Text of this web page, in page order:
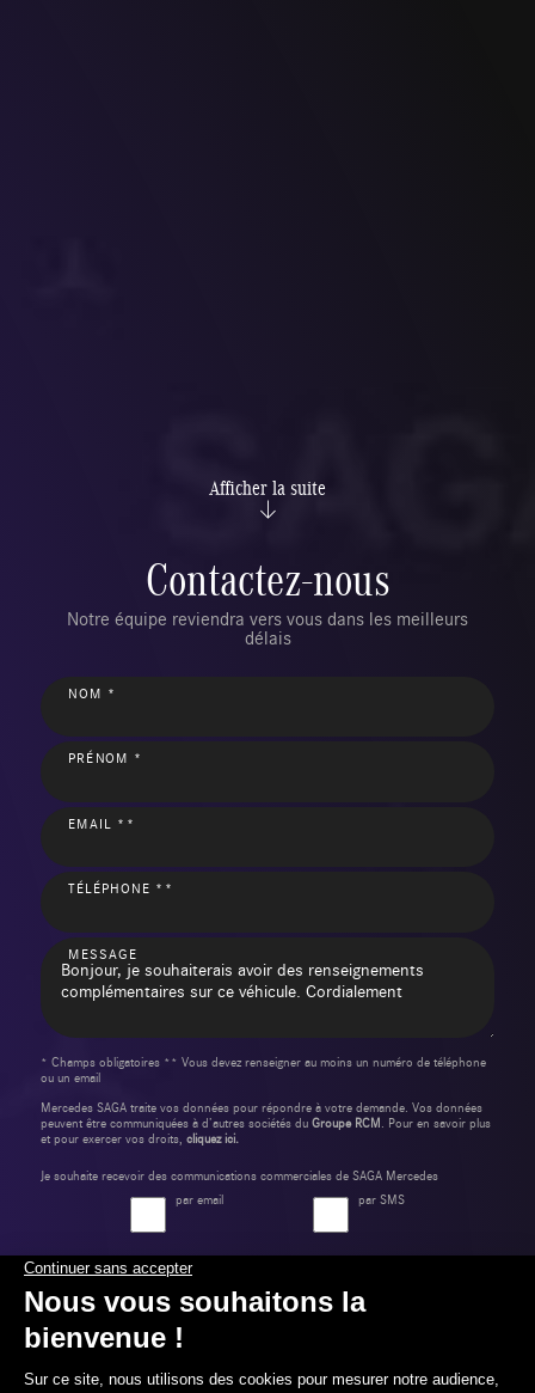
Afficher la suite
Contactez-nous
Notre équipe reviendra vers vous dans les meilleurs
délais
NOM *
PRÉNOM *
EMAIL **
TÉLÉPHONE **
MESSAGE
* Champs obligatoires ** Vous devez renseigner au moins un numéro de téléphone
ou un email
Mercedes SAGA traite vos données pour répondre à votre demande. Vos données
peuvent être communiquées à d’autres sociétés du Groupe RCM. Pour en savoir plus
et pour exercer vos droits, cliquez ici.
Je souhaite recevoir des communications commerciales de SAGA Mercedes
par email
par SMS
Envoyer ma demande